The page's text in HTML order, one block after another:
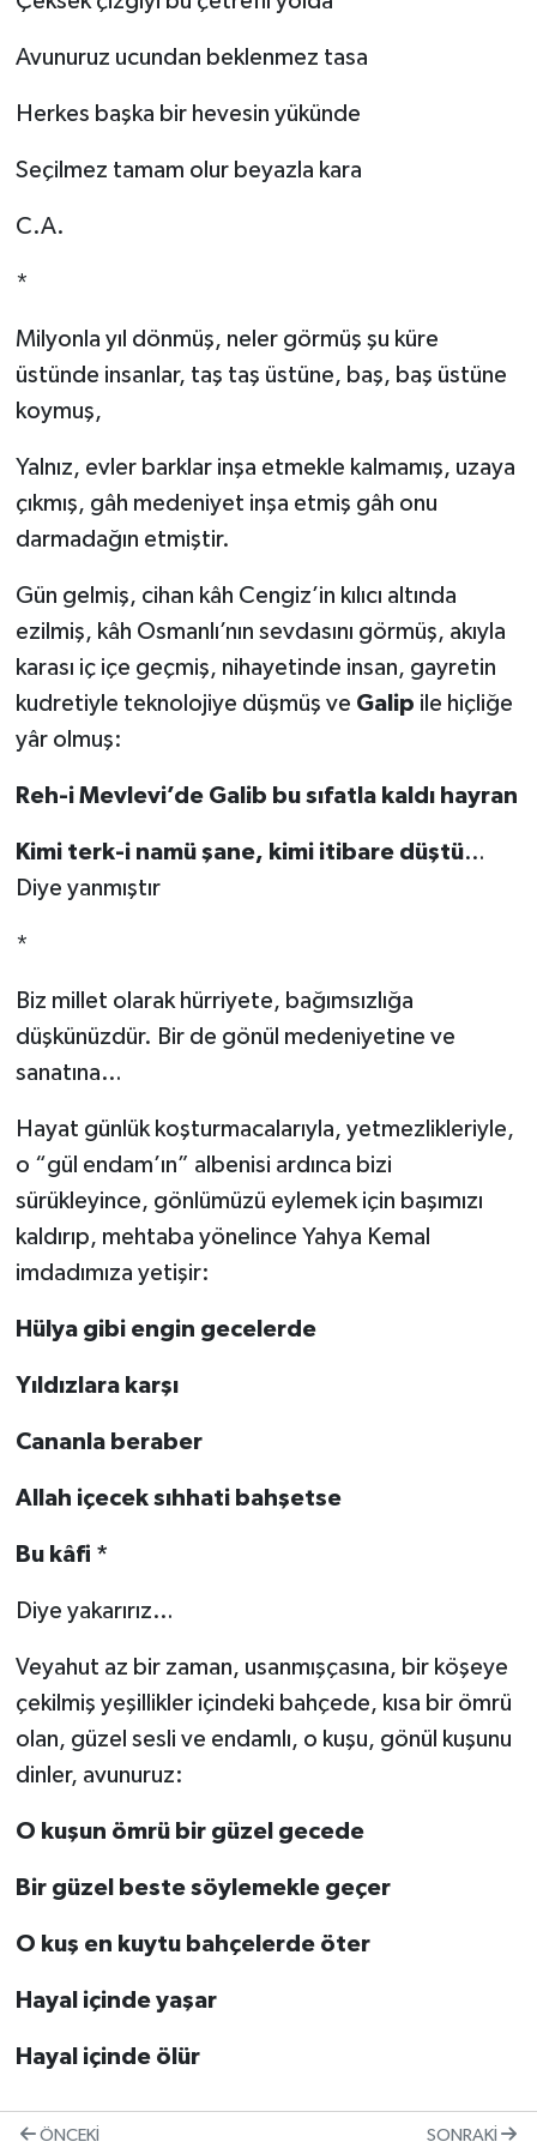
Avunuruz ucundan beklenmez tasa
Herkes başka bir hevesin yükünde
Seçilmez tamam olur beyazla kara
C.A.
*
Milyonla yıl dönmüş, neler görmüş şu küre
üstünde insanlar, taş taş üstüne, baş, baş üstüne
koymuş,
Yalnız, evler barklar inşa etmekle kalmamış, uzaya
çıkmış, gâh medeniyet inşa etmiş gâh onu
darmadağın etmiştir.
Gün gelmiş, cihan kâh Cengiz’in kılıcı altında
ezilmiş, kâh Osmanlı’nın sevdasını görmüş, akıyla
karası iç içe geçmiş, nihayetinde insan, gayretin
kudretiyle teknolojiye düşmüş ve Galip ile hiçliğe
yâr olmuş:
Reh-i Mevlevi’de Galib bu sıfatla kaldı hayran
Kimi terk-i namü şane, kimi itibare düştü…
Diye yanmıştır
*
Biz millet olarak hürriyete, bağımsızlığa
düşkünüzdür. Bir de gönül medeniyetine ve
sanatına…
Hayat günlük koşturmacalarıyla, yetmezlikleriyle,
o “gül endam’ın” albenisi ardınca bizi
sürükleyince, gönlümüzü eylemek için başımızı
kaldırıp, mehtaba yönelince Yahya Kemal
imdadımıza yetişir:
Hülya gibi engin gecelerde
Yıldızlara karşı
Cananla beraber
Allah içecek sıhhati bahşetse
Bu kâfi *
Diye yakarırız…
Veyahut az bir zaman, usanmışçasına, bir köşeye
çekilmiş yeşillikler içindeki bahçede, kısa bir ömrü
olan, güzel sesli ve endamlı, o kuşu, gönül kuşunu
dinler, avunuruz:
O kuşun ömrü bir güzel gecede
Bir güzel beste söylemekle geçer
O kuş en kuytu bahçelerde öter
Hayal içinde yaşar
Hayal içinde ölür
ÖNCEKI SONRAKI